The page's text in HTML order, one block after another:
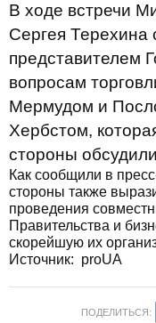
В ходе встречи
Сергея
представителем
вопросам
Мермудом и
Хербстом,
стороны
Как сообщили в
стороны также
проведения
Правительства и
скорейшую их
Источник: proUA
ПОДЕЛИТЬСЯ: